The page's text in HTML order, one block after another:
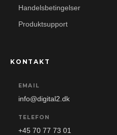
Handelsbetingelser
Produktsupport
KONTAKT
EMAIL
info@digital2.dk
TELEFON
+45 70 77 73 01